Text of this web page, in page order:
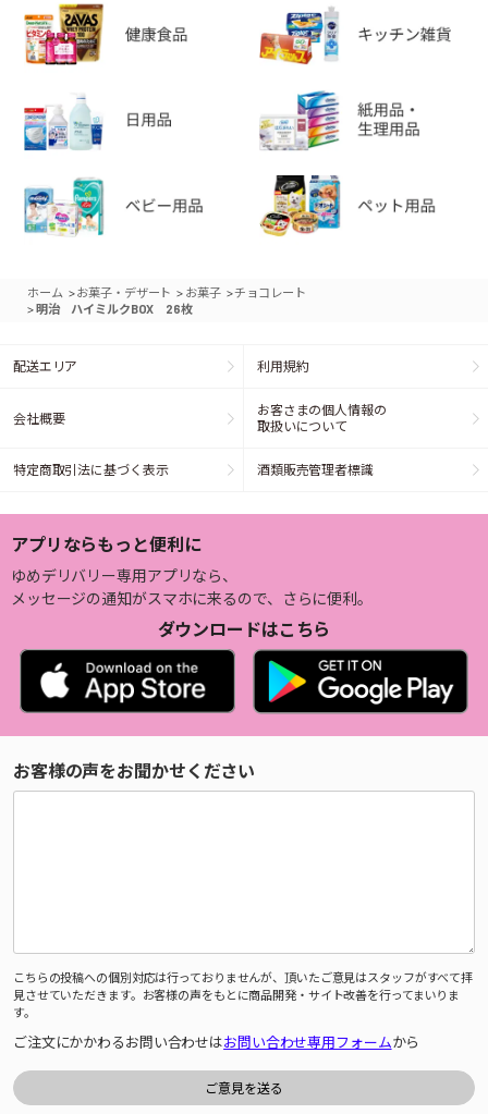
ホーム >お菓子・デザート > お菓子 >チョコレート
> 明治 ハイミルクBOX 26枚
配送エリア 利用規約
会社概要
お客さまの個人情報の
取扱いについて
特定商取引法に基づく表示 酒類販売管理者標識
アプリならもっと便利に
ゆめデリバリー専用アプリなら、
メッセージの通知がスマホに来るので、さらに便利。
ダウンロードはこちら
お客様の声をお聞かせください
こちらの投稿への個別対応は行っておりませんが、頂いたご意見はスタッフがすべて拝
見させていただきます。お客様の声をもとに商品開発・サイト改善を行ってまいりま
す。
ご注文にかかわるお問い合わせはお問い合わせ専用フォームから